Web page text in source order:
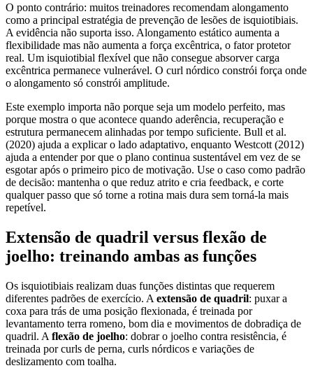
O ponto contrário: muitos treinadores recomendam alongamento
como a principal estratégia de prevenção de lesões de isquiotibiais.
A evidência não suporta isso. Alongamento estático aumenta a
flexibilidade mas não aumenta a força excêntrica, o fator protetor
real. Um isquiotibial flexível que não consegue absorver carga
excêntrica permanece vulnerável. O curl nórdico constrói força onde
o alongamento só constrói amplitude.
Este exemplo importa não porque seja um modelo perfeito, mas
porque mostra o que acontece quando aderência, recuperação e
estrutura permanecem alinhadas por tempo suficiente. Bull et al.
(2020) ajuda a explicar o lado adaptativo, enquanto Westcott (2012)
ajuda a entender por que o plano continua sustentável em vez de se
esgotar após o primeiro pico de motivação. Use o caso como padrão
de decisão: mantenha o que reduz atrito e cria feedback, e corte
qualquer passo que só torne a rotina mais dura sem torná-la mais
repetível.
Extensão de quadril versus flexão de
joelho: treinando ambas as funções
Os isquiotibiais realizam duas funções distintas que requerem
diferentes padrões de exercício. A extensão de quadril: puxar a
coxa para trás de uma posição flexionada, é treinada por
levantamento terra romeno, bom dia e movimentos de dobradiça de
quadril. A flexão de joelho: dobrar o joelho contra resistência, é
treinada por curls de perna, curls nórdicos e variações de
deslizamento com toalha.